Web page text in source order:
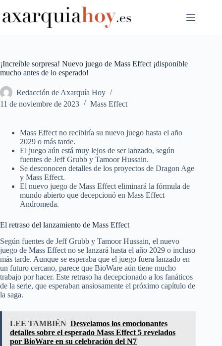
al
contenido
¡Increíble sorpresa! Nuevo juego de Mass Effect ¡disponible
mucho antes de lo esperado!
Redacción de Axarquía Hoy
11 de noviembre de 2023
Mass Effect
Mass Effect no recibiría su nuevo juego hasta el año
2029 o más tarde.
El juego aún está muy lejos de ser lanzado, según
fuentes de Jeff Grubb y Tamoor Hussain.
Se desconocen detalles de los proyectos de Dragon Age
y Mass Effect.
El nuevo juego de Mass Effect eliminará la fórmula de
mundo abierto que decepcionó en Mass Effect
Andromeda.
El retraso del lanzamiento de Mass Effect
Según fuentes de Jeff Grubb y Tamoor Hussain, el nuevo
juego de Mass Effect no se lanzará hasta el año 2029 o incluso
más tarde. Aunque se esperaba que el juego fuera lanzado en
un futuro cercano, parece que BioWare aún tiene mucho
trabajo por hacer. Este retraso ha decepcionado a los fanáticos
de la serie, que esperaban ansiosamente el próximo capítulo de
la saga.
LEE TAMBIÉN Desvelamos los emocionantes
detalles sobre el esperado Mass Effect 5 revelados
por BioWare en su celebración del N7